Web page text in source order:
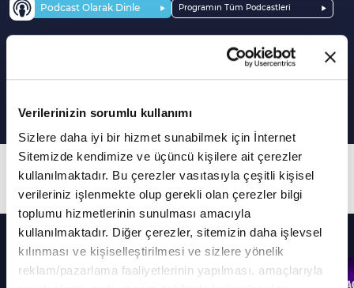
Verilerinizin sorumlu kullanımı
Sizlere daha iyi bir hizmet sunabilmek için İnternet
Sitemizde kendimize ve üçüncü kişilere ait çerezler
kullanılmaktadır. Bu çerezler vasıtasıyla çeşitli kişisel
verileriniz işlenmekte olup gerekli olan çerezler bilgi
toplumu hizmetlerinin sunulması amacıyla
kullanılmaktadır. Diğer çerezler, sitemizin daha işlevsel
kılınması ve kişiselleştirilmesi ve sizlere yönelik
reklam/pazarlama faaliyetlerinin yapılması, amaçlarıyla
Podcast Olarak Dinle Programın Tüm Podcastleri
Ticarette İslam'a uygun kar oranı
nedir?
16. Bölüm
Diğer Bölümler